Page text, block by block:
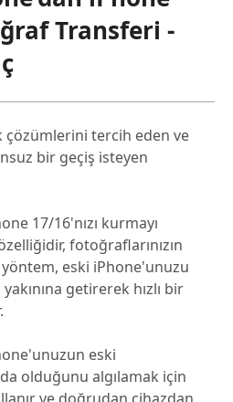
Transferi -
çözümlerini tercih eden ve
bir geçiş isteyen
17/16'nızı kurmayı
fotoğraflarınızın
eski iPhone'unuzu
getirerek hızlı bir
eski
olduğunu algılamak için
ve doğrudan cihazdan